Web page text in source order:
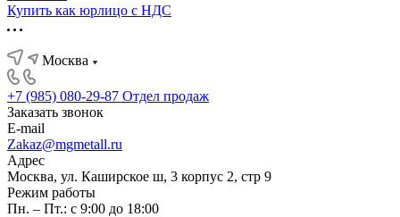
Купить как юрлицо с НДС
Москва
+7 (985) 080-29-87 Отдел продаж
Заказать звонок
E-mail
Zakaz@mgmetall.ru
Адрес
Москва, ул. Каширское ш, 3 корпус 2, стр 9
Режим работы
Пн. – Пт.: с 9:00 до 18:00